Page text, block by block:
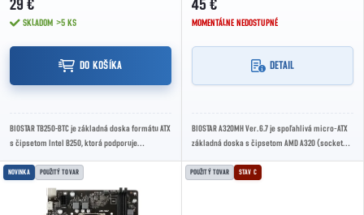
29 €
SKLADOM >5 KS
DO KOŠÍKA
BIOSTAR TB250-BTC je základná doska formátu ATX
s čipsetom Intel B250, ktorá podporuje
45 €
MOMENTÁLNE NEDOSTUPNÉ
DETAIL
BIOSTAR A320MH Ver. 6.7 je spoľahlivá micro‑ATX
základná doska s čipsetom AMD A320 (socket
NOVINKA POUŽITÝ TOVAR POUŽITÝ TOVAR STAV C